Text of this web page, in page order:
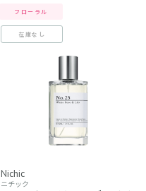
フローラル
在庫なし
Nichic
ニチック